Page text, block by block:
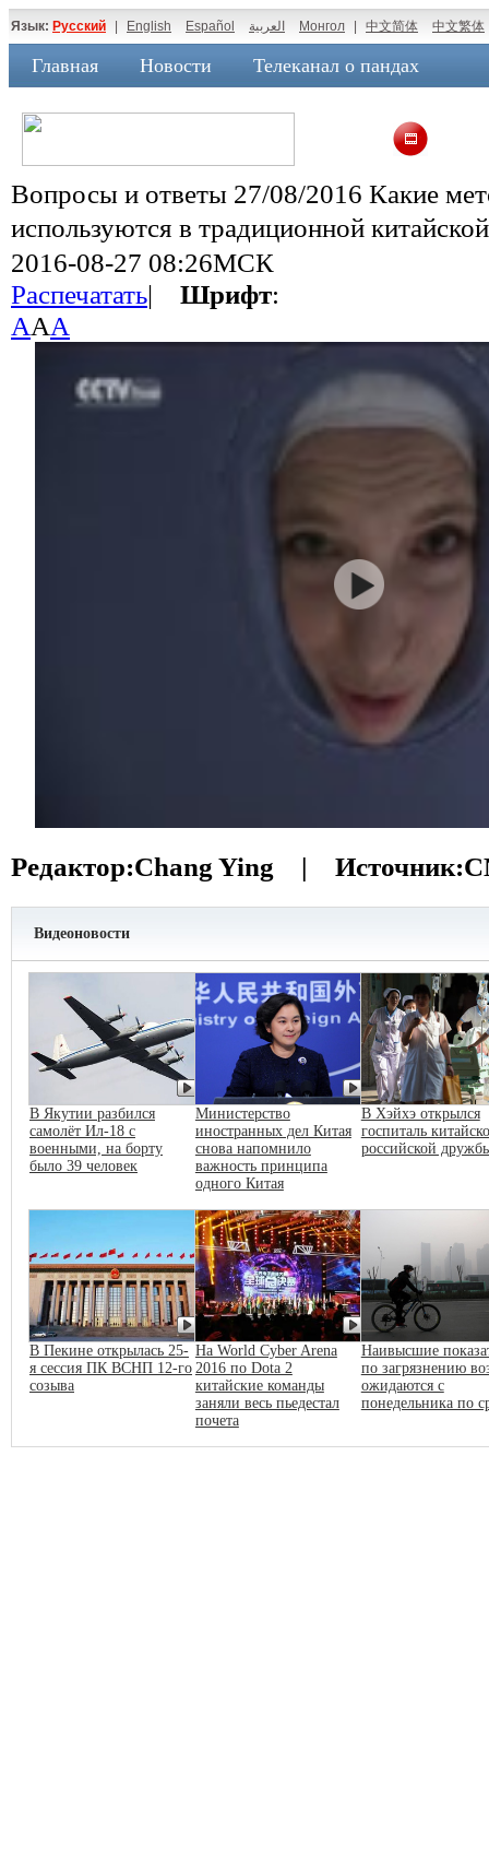
Язык: Русский English Español العربية Монгол 中文简体 中文繁体
Главная Новости Телеканал о пандах
Вопросы и ответы 27/08/2016 Какие
используются в традиционной
2016-08-27 08:26МСК
Распечатать| Шрифт:
AAA
Редактор:Chang Ying | Источник:
Видеоновости
В Якутии разбился
самолёт Ил-18 с
военными, на борту
было 39 человек
Министерство
иностранных дел Китая
снова напомнило
важность принципа
одного Китая
В Хэйхэ открылся
госпиталь
российской
В Пекине открылась 25-
я сессия ПК ВСНП 12-го
созыва
На World Cyber Arena
2016 по Dota 2
китайские команды
заняли весь пьедестал
почета
Наивысшие
по загрязнению
ожидаются с
понедельника по